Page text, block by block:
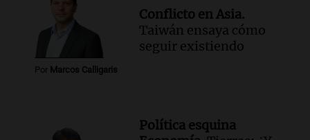
Por Marcos Calligaris
Conflicto en Asia.
Taiwán ensaya cómo
seguir existiendo
Política esquina